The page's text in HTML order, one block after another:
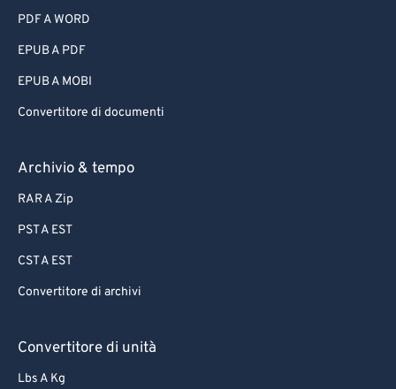
PDF A WORD
EPUB A PDF
EPUB A MOBI
Convertitore di documenti
Archivio & tempo
RAR A Zip
PST A EST
CST A EST
Convertitore di archivi
Convertitore di unità
Lbs A Kg